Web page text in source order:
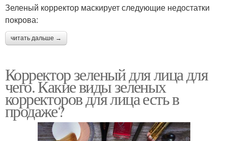
Зеленый корректор маскирует следующие недостатки
покрова:
читать дальше →
Корректор зеленый для лица для
чего. Какие виды зеленых
корректоров для лица есть в
продаже?